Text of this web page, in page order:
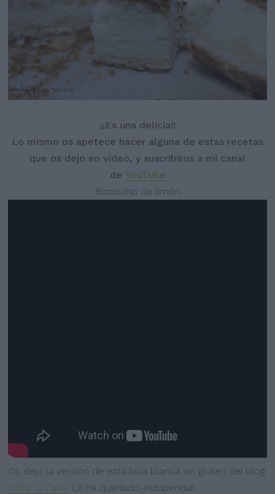
¡¡Es una delicia!!
Lo mismo os apetece hacer alguna de estas recetas
que os dejo en vídeo, y suscribiros a mi canal
de YouTube
Bizcocho de limón
Os dejo la versión de esta bica blanca sin gluten del blog
Patty´s Cake. Le ha quedado estupenda!!